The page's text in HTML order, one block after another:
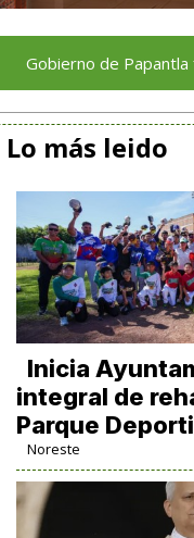
de Papantla fortalece
Lo más leido
Inicia
integral de
Parque
Noreste